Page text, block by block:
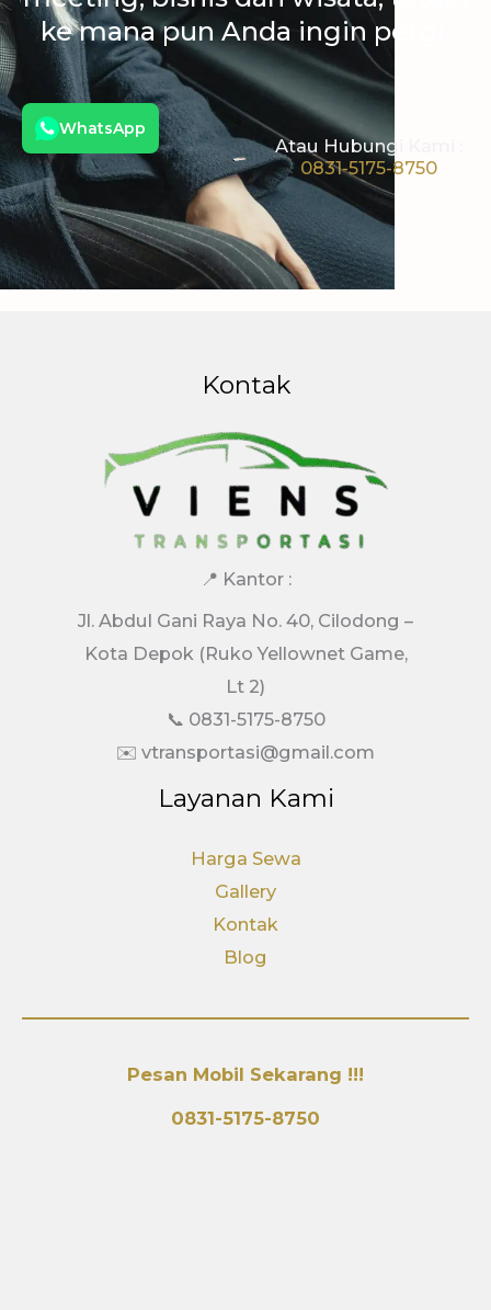
ke mana pun Anda ingin pergi.
WhatsApp
Atau Hubungi Kami :
0831-5175-8750
Kontak
📍 Kantor :
Jl. Abdul Gani Raya No. 40, Cilodong –
Kota Depok (Ruko Yellownet Game,
Lt 2)
📞 0831-5175-8750
✉️ vtransportasi@gmail.com
Layanan Kami
Harga Sewa
Gallery
Kontak
Blog
Pesan Mobil Sekarang !!!
0831-5175-8750